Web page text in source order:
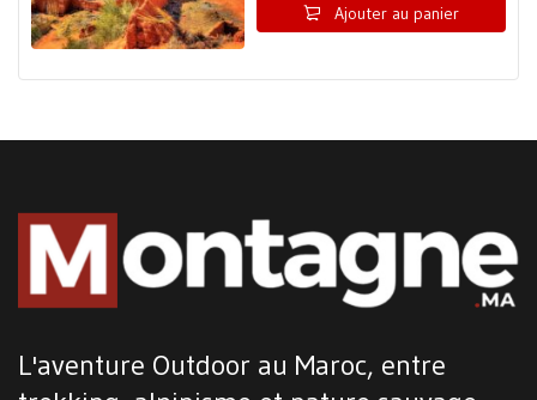
Ajouter au panier
L'aventure Outdoor au Maroc, entre